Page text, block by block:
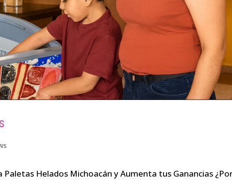
Paletas Helados Michoacán y Aumenta tus Ganancias